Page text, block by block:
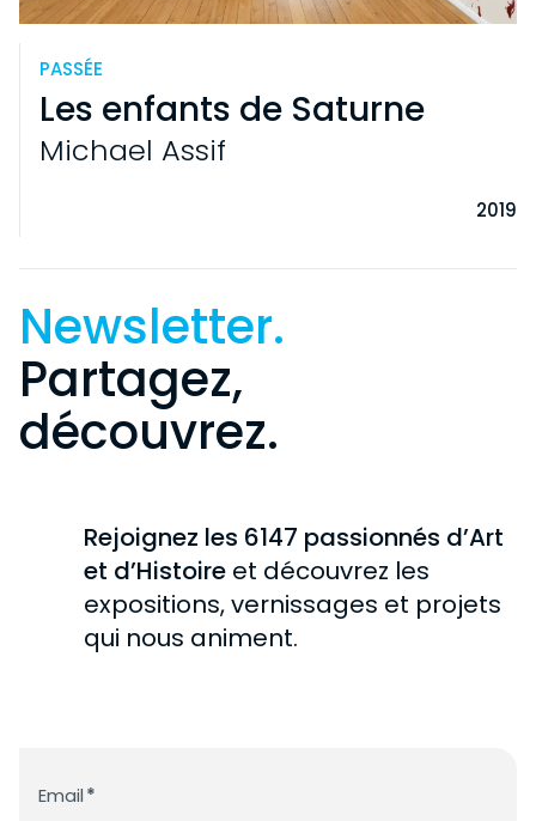
VISITE
PARTICULIERS
SCOLAIRES
GROUPES
EN COURS
À VENIR
PASSÉES
COLLECTION
HISTOIRE DE LA COLLECTION
COLLECTION EN LIGNE
CHÂTEAU DE ROCHECHOUART
PASSÉE
Les enfants de Saturne
Michael Assif
2019
Newsletter.
Partagez,
découvrez.
Rejoignez les 6147 passionnés d’Art
et d’Histoire et découvrez les
expositions, vernissages et projets
qui nous animent.
Email*